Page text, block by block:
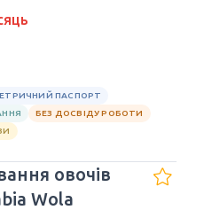
ПАСПОРТ
БЕЗ ДОСВІДУ РОБОТИ
овочів
Wola